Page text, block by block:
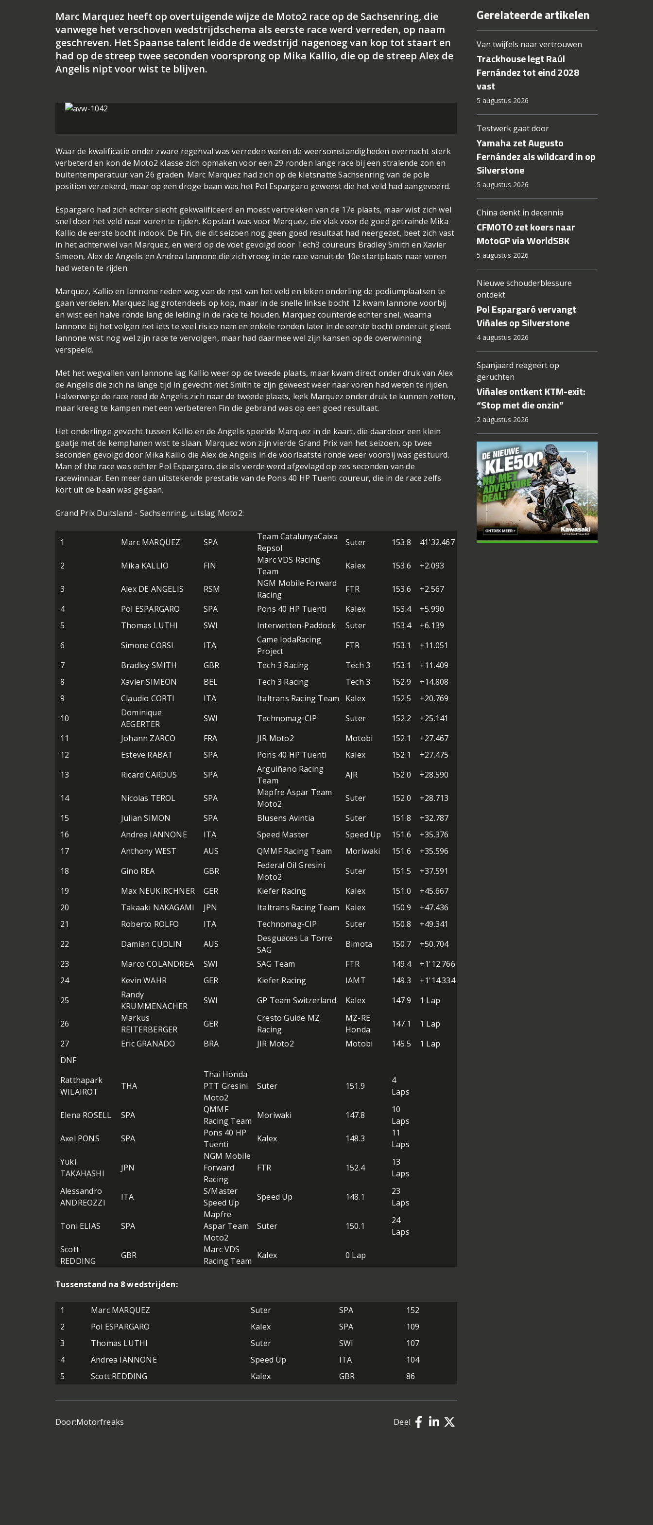
Marc Marquez heeft op overtuigende wijze de Moto2 race op de Sachsenring, die
vanwege het verschoven wedstrijdschema als eerste race werd verreden, op naam
geschreven. Het Spaanse talent leidde de wedstrijd nagenoeg van kop tot staart en
had op de streep twee seconden voorsprong op Mika Kallio, die op de streep Alex de
Angelis nipt voor wist te blijven.
Waar de kwalificatie onder zware regenval was verreden waren de weersomstandigheden overnacht sterk
verbeterd en kon de Moto2 klasse zich opmaken voor een 29 ronden lange race bij een stralende zon en
buitentemperatuur van 26 graden. Marc Marquez had zich op de kletsnatte Sachsenring van de pole
position verzekerd, maar op een droge baan was het Pol Espargaro geweest die het veld had aangevoerd.
Espargaro had zich echter slecht gekwalificeerd en moest vertrekken van de 17e plaats, maar wist zich wel
snel door het veld naar voren te rijden. Kopstart was voor Marquez, die vlak voor de goed getrainde Mika
Kallio de eerste bocht indook. De Fin, die dit seizoen nog geen goed resultaat had neergezet, beet zich vast
in het achterwiel van Marquez, en werd op de voet gevolgd door Tech3 coureurs Bradley Smith en Xavier
Simeon, Alex de Angelis en Andrea Iannone die zich vroeg in de race vanuit de 10e startplaats naar voren
had weten te rijden.
Marquez, Kallio en Iannone reden weg van de rest van het veld en leken onderling de podiumplaatsen te
gaan verdelen. Marquez lag grotendeels op kop, maar in de snelle linkse bocht 12 kwam Iannone voorbij
en wist een halve ronde lang de leiding in de race te houden. Marquez counterde echter snel, waarna
Iannone bij het volgen net iets te veel risico nam en enkele ronden later in de eerste bocht onderuit gleed.
Iannone wist nog wel zijn race te vervolgen, maar had daarmee wel zijn kansen op de overwinning
verspeeld.
Met het wegvallen van Iannone lag Kallio weer op de tweede plaats, maar kwam direct onder druk van Alex
de Angelis die zich na lange tijd in gevecht met Smith te zijn geweest weer naar voren had weten te rijden.
Halverwege de race reed de Angelis zich naar de tweede plaats, leek Marquez onder druk te kunnen zetten,
maar kreeg te kampen met een verbeteren Fin die gebrand was op een goed resultaat.
Het onderlinge gevecht tussen Kallio en de Angelis speelde Marquez in de kaart, die daardoor een klein
gaatje met de kemphanen wist te slaan. Marquez won zijn vierde Grand Prix van het seizoen, op twee
seconden gevolgd door Mika Kallio die Alex de Angelis in de voorlaatste ronde weer voorbij was gestuurd.
Man of the race was echter Pol Espargaro, die als vierde werd afgevlagd op zes seconden van de
racewinnaar. Een meer dan uitstekende prestatie van de Pons 40 HP Tuenti coureur, die in de race zelfs
kort uit de baan was gegaan.
Grand Prix Duitsland - Sachsenring, uitslag Moto2:
1 Marc MARQUEZ SPA
Team CatalunyaCaixa
Repsol
Suter 153.8 41'32.467
2 Mika KALLIO FIN
Marc VDS Racing
Team
Kalex 153.6 +2.093
3 Alex DE ANGELIS RSM
NGM Mobile Forward
Racing
FTR 153.6
+2.567
4
Pol ESPARGARO SPA Pons 40 HP Tuenti Kalex 153.4
+5.990
5
Thomas LUTHI SWI Interwetten-Paddock Suter 153.4
+6.139
6
Simone CORSI ITA
Came IodaRacing
Project
FTR 153.1
+11.051
7
Bradley SMITH GBR Tech 3 Racing Tech 3 153.1
+11.409
8
Xavier SIMEON BEL Tech 3 Racing Tech 3 152.9
+14.808
9
Claudio CORTI ITA Italtrans Racing Team Kalex 152.5
+20.769
10
Dominique
AEGERTER
SWI Technomag-CIP Suter 152.2
+25.141
11
Johann ZARCO FRA JIR Moto2 Motobi 152.1
+27.467
12
Esteve RABAT SPA Pons 40 HP Tuenti Kalex 152.1
+27.475
13
Ricard CARDUS SPA
Arguiñano Racing
Team
AJR 152.0 +28.590
14 Nicolas TEROL SPA
Mapfre Aspar Team
Moto2
Suter 152.0
+28.713
15
Julian SIMON SPA Blusens Avintia Suter 151.8
+32.787
16
Andrea IANNONE ITA Speed Master Speed Up 151.6
+35.376
17
Anthony WEST AUS QMMF Racing Team Moriwaki 151.6
+35.596
18
Gino REA GBR
Federal Oil Gresini
Moto2
Suter 151.5
+37.591
19
Max NEUKIRCHNER GER Kiefer Racing Kalex 151.0
+45.667
20
Takaaki NAKAGAMI JPN Italtrans Racing Team Kalex 150.9
+47.436
21
Roberto ROLFO ITA Technomag-CIP Suter 150.8
+49.341
22
Damian CUDLIN AUS
Desguaces La Torre
SAG
Bimota 150.7
+50.704
23
Marco COLANDREA SWI SAG Team FTR 149.4
+1'12.766
24
Kevin WAHR GER Kiefer Racing IAMT 149.3
+1'14.334
25
Randy
KRUMMENACHER
SWI GP Team Switzerland Kalex 147.9 1 Lap
26
Markus
REITERBERGER
GER
Cresto Guide MZ
Racing
MZ-RE
Honda
147.1
1 Lap
27
Eric GRANADO BRA JIR Moto2 Motobi 145.5
1 Lap
DNF
Ratthapark
WILAIROT
THA
Thai Honda
PTT Gresini
Moto2
Suter 151.9
4
Laps
Elena ROSELL SPA
QMMF
Racing Team
Moriwaki 147.8
10
Laps
Axel PONS
SPA
Pons 40 HP
Tuenti
Kalex 148.3
11
Laps
Yuki
TAKAHASHI
JPN
NGM Mobile
Forward
Racing
FTR 152.4
13
Laps
Alessandro
ANDREOZZI
ITA
S/Master
Speed Up
Speed Up 148.1
23
Laps
Toni ELIAS SPA
Mapfre
Aspar Team
Moto2
Suter 150.1
24
Laps
Scott
REDDING
GBR
Marc VDS
Racing Team
Kalex 0 Lap
Tussenstand na 8 wedstrijden:
1 Marc MARQUEZ Suter SPA
152
2
Pol ESPARGARO Kalex SPA
109
3
Thomas LUTHI Suter SWI
107
4
Andrea IANNONE Speed Up ITA
104
5
Scott REDDING Kalex GBR 86
Door:Motorfreaks Deel
Gerelateerde artikelen
Van twijfels naar vertrouwen
Trackhouse legt Raúl
Fernández tot eind 2028
vast
5 augustus 2026
Testwerk gaat door
Yamaha zet Augusto
Fernández als wildcard in op
Silverstone
5 augustus 2026
China denkt in decennia
CFMOTO zet koers naar
MotoGP via WorldSBK
5 augustus 2026
Nieuwe schouderblessure
ontdekt
Pol Espargaró vervangt
Viñales op Silverstone
4 augustus 2026
Spanjaard reageert op
geruchten
Viñales ontkent KTM-exit:
“Stop met die onzin”
2 augustus 2026